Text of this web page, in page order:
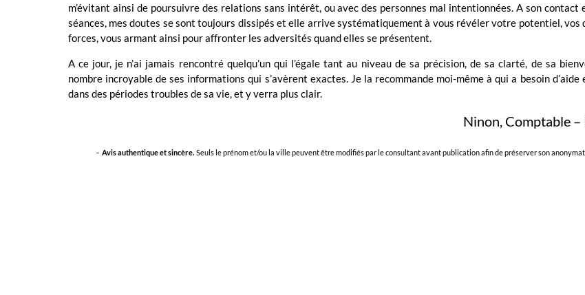
m’évitant ainsi de poursuivre des relations sans intérêt, ou avec des personnes mal intentionnées. A son contact
séances, mes doutes se sont toujours dissipés et elle arrive systématiquement à vous révéler votre potentiel, vos
forces, vous armant ainsi pour affronter les adversités quand elles se présentent.
A ce jour, je n’ai jamais rencontré quelqu’un qui l’égale tant au niveau de sa précision, de sa clarté, de sa
nombre incroyable de ses informations qui s’avèrent exactes. Je la recommande moi-même à qui a besoin d’aide
dans des périodes troubles de sa vie, et y verra plus clair.
Ninon, Comptable –
– Avis authentique et sincère. Seuls le prénom et/ou la ville peuvent être modifiés par le consultant avant publication afin de préserver son anonymat.